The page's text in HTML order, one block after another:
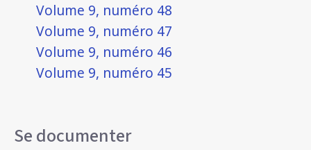
Volume 9, numéro 48
Volume 9, numéro 47
Volume 9, numéro 46
Volume 9, numéro 45
Se documenter